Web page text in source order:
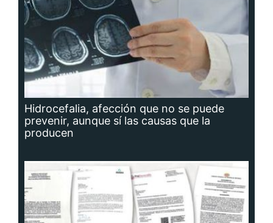
Hidrocefalia, afección que no se puede
prevenir, aunque sí las causas que la
producen